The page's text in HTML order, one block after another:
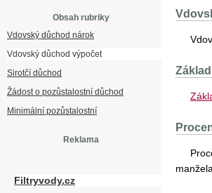
Obsah rubriky
Vdovský důchod nárok
Vdovský důchod výpočet
Sirotčí důchod
Žádost o pozůstalostní důchod
Minimální pozůstalostní
Reklama
Filtryvody.cz